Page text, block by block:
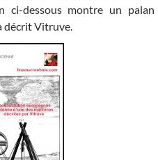
ci-dessous montre un palan
décrit Vitruve.